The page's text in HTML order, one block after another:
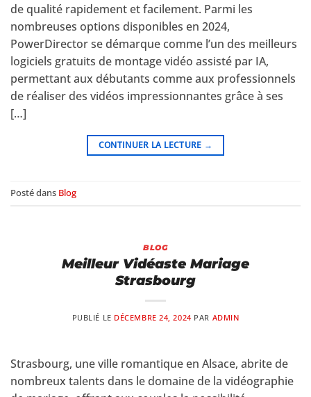
de qualité rapidement et facilement. Parmi les
nombreuses options disponibles en 2024,
PowerDirector se démarque comme l’un des meilleurs
logiciels gratuits de montage vidéo assisté par IA,
permettant aux débutants comme aux professionnels
de réaliser des vidéos impressionnantes grâce à ses
[…]
CONTINUER LA LECTURE →
Posté dans Blog
BLOG
Meilleur Vidéaste Mariage
Strasbourg
PUBLIÉ LE DÉCEMBRE 24, 2024 PAR ADMIN
Strasbourg, une ville romantique en Alsace, abrite de
nombreux talents dans le domaine de la vidéographie